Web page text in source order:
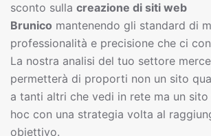
sconto sulla creazione di siti web
Brunico mantenendo gli standard di
professionalità e precisione che ci
La nostra analisi del tuo settore
permetterà di proporti non un sito
a tanti altri che vedi in rete ma un
hoc con una strategia volta al
obiettivo.